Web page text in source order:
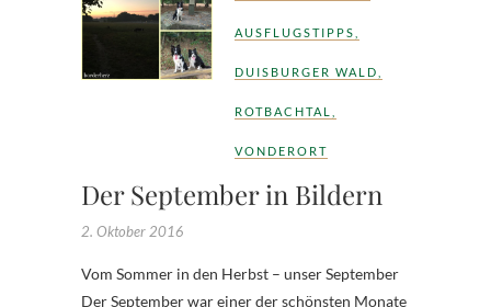
AUSFLUGSTIPPS
DUISBURGER WALD
ROTBACHTAL
VONDERORT
Der September in Bildern
2. Oktober 2016
Vom Sommer in den Herbst – unser September
Der September war einer der schönsten Monate